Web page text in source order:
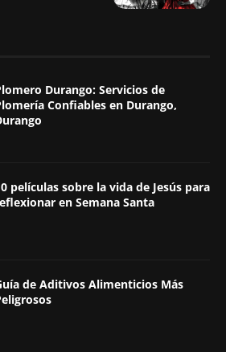
Durango: Servicios de
Confiables en Durango,
películas sobre la vida de Jesús para
en Semana Santa
de Aditivos Alimenticios Más